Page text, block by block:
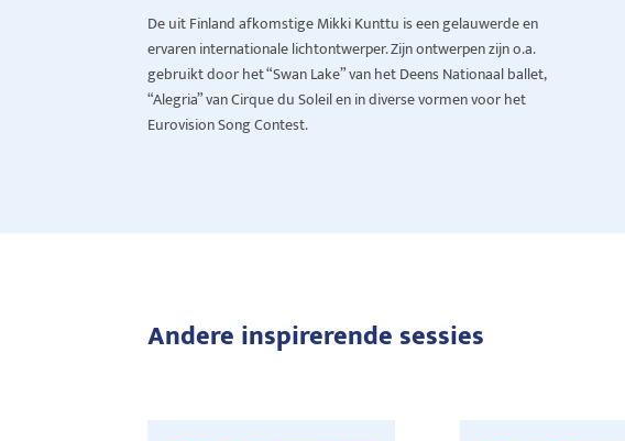
De uit Finland afkomstige Mikki Kunttu is een gelauwerde en
ervaren internationale lichtontwerper. Zijn ontwerpen zijn o.a.
gebruikt door het “Swan Lake” van het Deens Nationaal ballet,
“Alegria” van Cirque du Soleil en in diverse vormen voor het
Eurovision Song Contest.
Andere inspirerende sessies